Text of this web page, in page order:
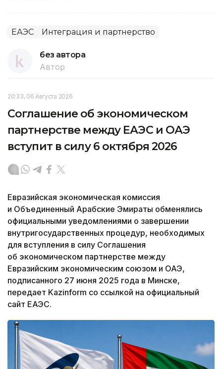
ЕАЭС Интеграция и партнерство
без автора
Автор
20:33, 06 Августа 2026
Соглашение об экономическом
партнерстве между ЕАЭС и ОАЭ
вступит в силу 6 октября 2026
Евразийская экономическая комиссия
и Объединенный Арабские Эмираты обменялись
официальными уведомлениями о завершении
внутригосударственных процедур, необходимых
для вступления в силу Соглашения
об экономическом партнерстве между
Евразийским экономическим союзом и ОАЭ,
подписанного 27 июня 2025 года в Минске,
передает Kazinform со ссылкой на официальный
сайт ЕАЭС.